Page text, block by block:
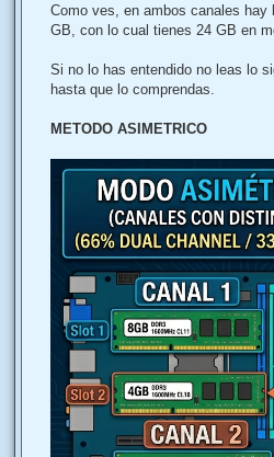
Como ves, en ambos canales
GB, con lo cual tienes 24 GB en
Si no lo has entendido no leas lo
hasta que lo comprendas.
METODO ASIMETRICO